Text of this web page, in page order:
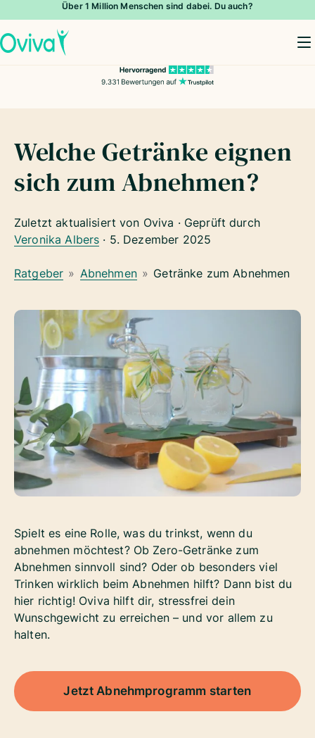
Über 1 Million Menschen sind dabei. Du auch?
Welche Getränke eignen
sich zum Abnehmen?
Zuletzt aktualisiert von Oviva · Geprüft durch
Veronika Albers · 5. Dezember 2025
Ratgeber » Abnehmen » Getränke zum Abnehmen
Spielt es eine Rolle, was du trinkst, wenn du
abnehmen möchtest? Ob Zero-Getränke zum
Abnehmen sinnvoll sind? Oder ob besonders viel
Trinken wirklich beim Abnehmen hilft? Dann bist du
hier richtig! Oviva hilft dir, stressfrei dein
Wunschgewicht zu erreichen – und vor allem zu
halten.
Jetzt Abnehmprogramm starten